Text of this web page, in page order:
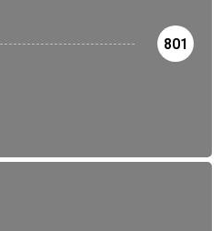
801